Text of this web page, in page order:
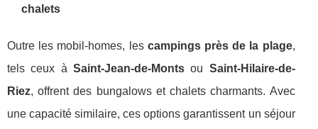
chalets
Outre les mobil-homes, les campings près de la plage,
tels ceux à Saint-Jean-de-Montsou Saint-Hilaire-de-
Riez, offrent des bungalows et chalets charmants. Avec
une capacité similaire, ces options garantissent un séjour